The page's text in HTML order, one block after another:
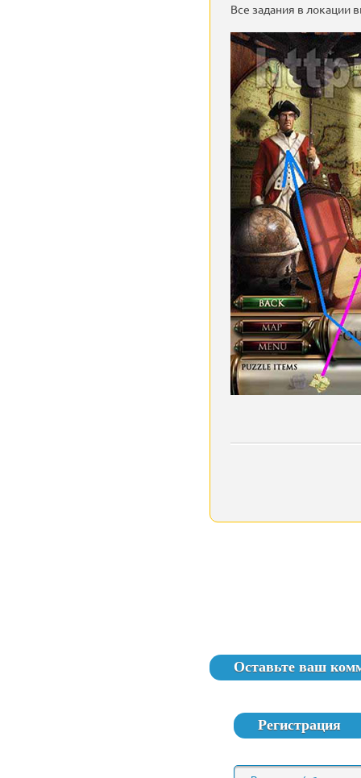
Все задания в локации
Оставьте ваш
Регистрация